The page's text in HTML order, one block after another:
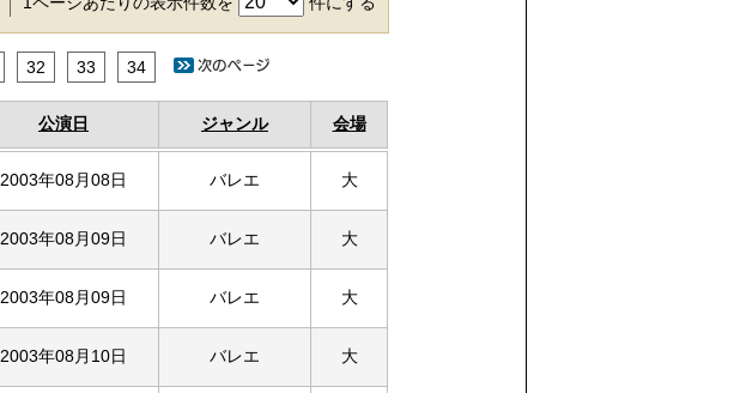
32 33 34
公演日 ジャンル 会場
2003年08月08日 バレエ 大
2003年08月09日 バレエ 大
2003年08月09日 バレエ 大
2003年08月10日 バレエ 大